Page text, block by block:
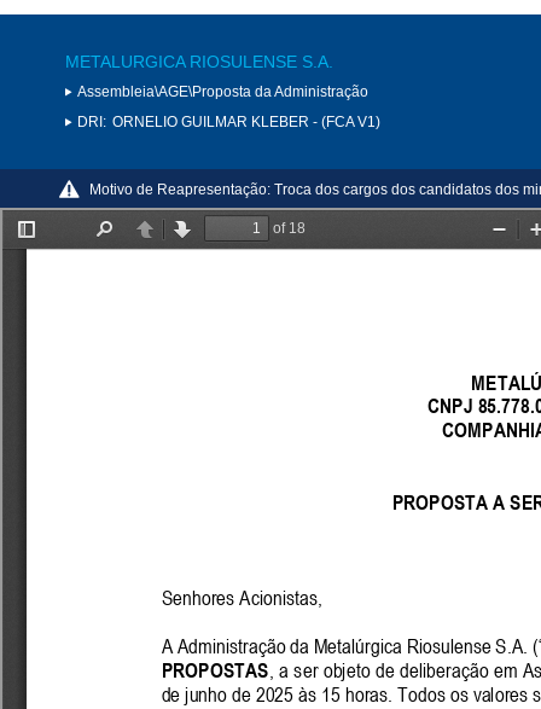
METALURGICA RIOSULENSE S.A.
Assembleia\AGE\Proposta da Administração
DRI: ORNELIO GUILMAR KLEBER - (FCA V1)
Motivo de Reapresentação: Troca dos cargos dos candidatos dos